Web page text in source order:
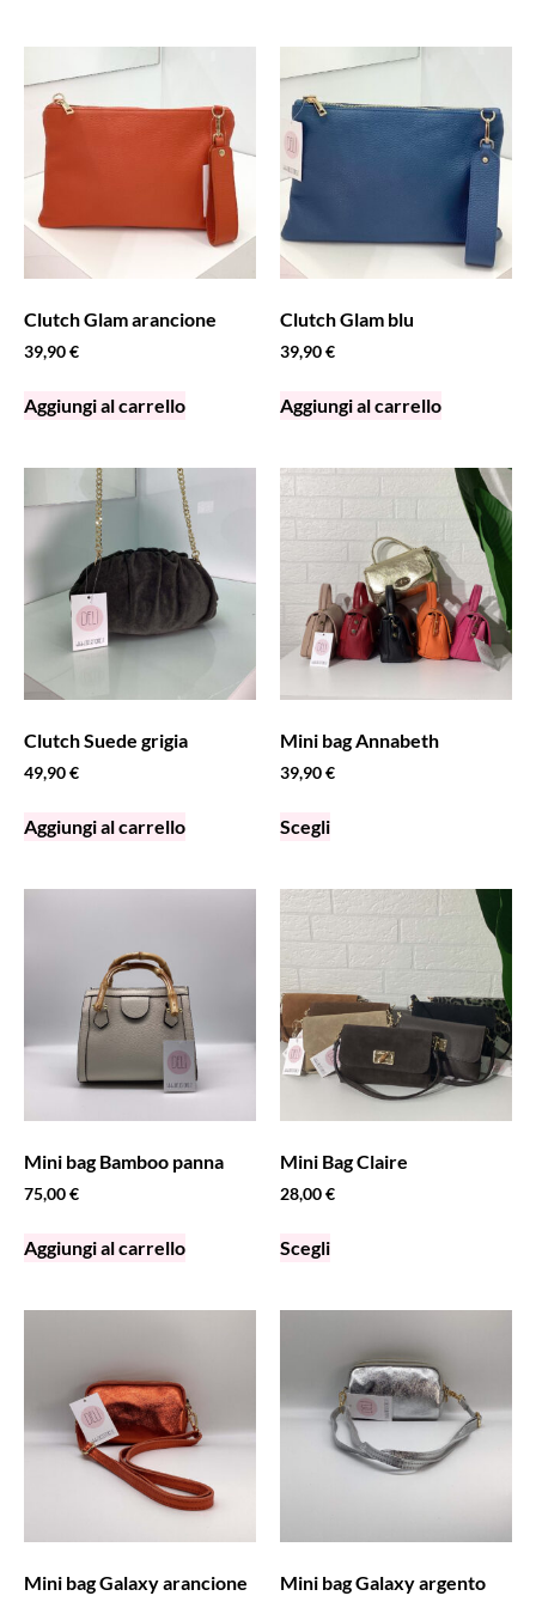
Clutch Glam arancione
39,90€
Aggiungi al carrello
Clutch Glam blu
39,90€
Aggiungi al carrello
Clutch Suede grigia
49,90€
Aggiungi al carrello
Mini bag Annabeth
39,90€
Scegli
Mini bag Bamboo panna
75,00€
Aggiungi al carrello
Mini Bag Claire
28,00€
Scegli
Mini bag Galaxy arancione Mini bag Galaxy argento